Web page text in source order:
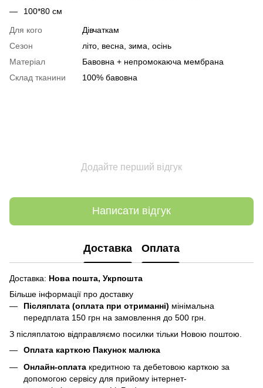
100*80 см
Для кого
Дівчаткам
Сезон
літо, весна, зима, осінь
Матеріал
Бавовна + непромокаюча мембрана
Склад тканини
100% бавовна
Додайте перший відгук
Написати відгук
Доставка Оплата
Доставка: Нова пошта, Укрпошта
Більше інформації про доставку
Післяплата (оплата при отриманні) мінімальна
передплата 150 грн на замовлення до 500 грн.
З післяплатою відправляємо посилки тільки Новою поштою.
Оплата карткою Пакунок малюка
Онлайн-оплата кредитною та дебетовою карткою за
допомогою сервісу для прийому інтернет-